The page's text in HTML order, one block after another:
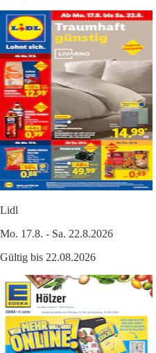
Lidl
Mo. 17.8. - Sa. 22.8.2026
Gültig bis 22.08.2026